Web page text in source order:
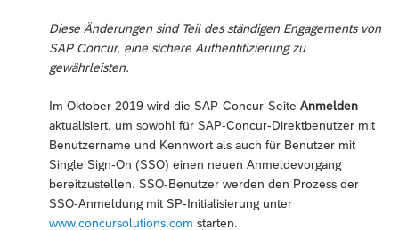
Diese Änderungen sind Teil des ständigen Engagements von
SAP Concur, eine sichere Authentifizierung zu
gewährleisten.
Im Oktober 2019 wird die SAP-Concur-Seite Anmelden
aktualisiert, um sowohl für SAP-Concur-Direktbenutzer mit
Benutzername und Kennwort als auch für Benutzer mit
Single Sign-On (SSO) einen neuen Anmeldevorgang
bereitzustellen. SSO-Benutzer werden den Prozess der
SSO-Anmeldung mit SP-Initialisierung unter
www.concursolutions.com starten.